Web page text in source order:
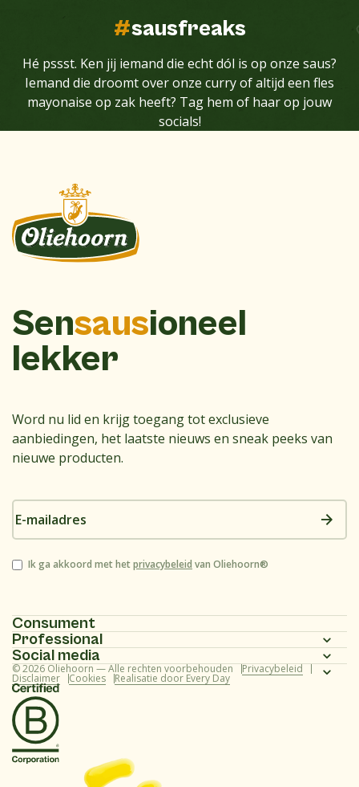
#sausfreaks
Hé pssst. Ken jij iemand die echt dól is op onze saus?
Iemand die droomt over onze curry of altijd een fles
mayonaise op zak heeft? Tag hem of haar op jouw
socials!
Sensausioneel
lekker
Word nu lid en krijg toegang tot exclusieve
aanbiedingen, het laatste nieuws en sneak peeks van
nieuwe producten.
E-
mailadres
Instemming
Ik ga akkoord met hetprivacybeleid van Oliehoorn®
Consument
Homepagina
Assortiment
Recepten
Over ons
Veelgestelde vragen (consument)
Professional
Homepagina
Assortiment
Recepten
Over ons
Social media
Instagram
Facebook
Youtube
© 2026 Oliehoorn — Alle rechten voorbehouden Privacybeleid
Disclaimer Cookies Realisatie door Every Day